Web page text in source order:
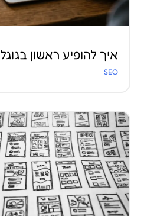
איך להופיע ראשון בגוגל
SEO